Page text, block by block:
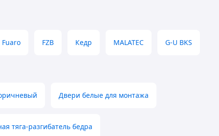
Fuaro FZB Кедр MALATEC G-U BKS
Двери белые для монтажа
тяга-разгибатель бедра